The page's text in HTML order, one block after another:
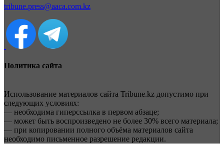
tribune.press@aaca.com.kz
Политика сайта
Использование материалов сайта Tribune.kz допустимо при
следующих условиях:
— необходима гиперссылка в первом абзаце;
— может быть воспроизведено не более 30% всего материала;
— при копировании полного объёма материалов сайта
необходимо письменное разрешение редакции.